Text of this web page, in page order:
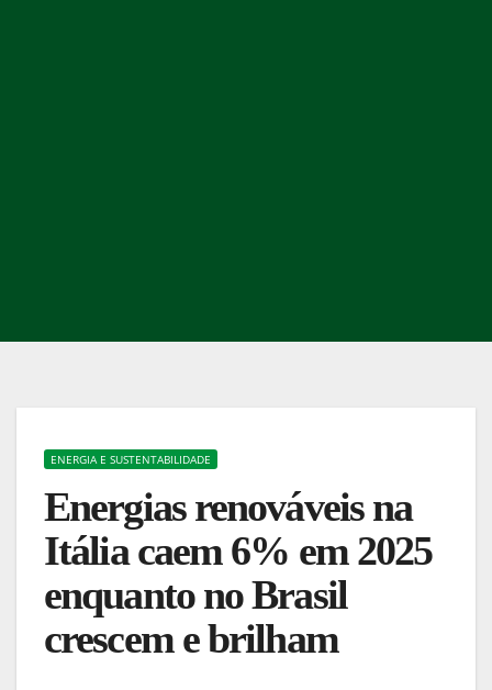
ENERGIA E SUSTENTABILIDADE
Energias renováveis na
Itália caem 6% em 2025
enquanto no Brasil
crescem e brilham